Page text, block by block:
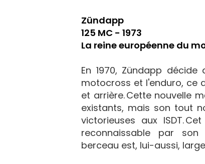
Zündapp
125 MC - 1973
La reine européenne du
En 1970, Zündapp
motocross et l'enduro, ce
et arrière. Cette nouvelle
existants, mais son tout
victorieuses aux ISDT.
reconnaissable par son
berceau est, lui-aussi,